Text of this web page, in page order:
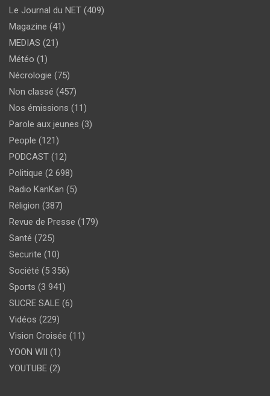
Le Journal du NET (409)
Magazine (41)
MEDIAS (21)
Météo (1)
Nécrologie (75)
Non classé (457)
Nos émissions (11)
Parole aux jeunes (3)
People (121)
PODCAST (12)
Politique (2 698)
Radio KanKan (5)
Réligion (387)
Revue de Presse (179)
Santé (725)
Securite (10)
Société (5 356)
Sports (3 941)
SUCRE SALE (6)
Vidéos (229)
Vision Croisée (11)
YOON WII (1)
YOUTUBE (2)